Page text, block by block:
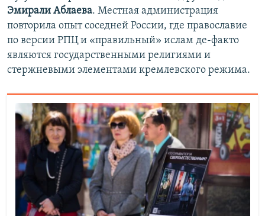
Эмирали Аблаева. Местная администрация
повторила опыт соседней России, где православие
по версии РПЦ и «правильный» ислам де-факто
являются государственными религиями и
стержневыми элементами кремлевского режима.